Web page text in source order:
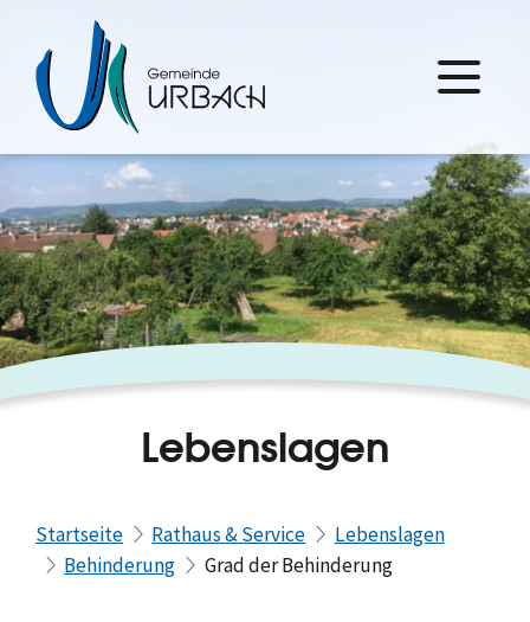
Lebenslagen
Startseite Rathaus & Service
Lebenslagen
Behinderung
Grad der Behinderung